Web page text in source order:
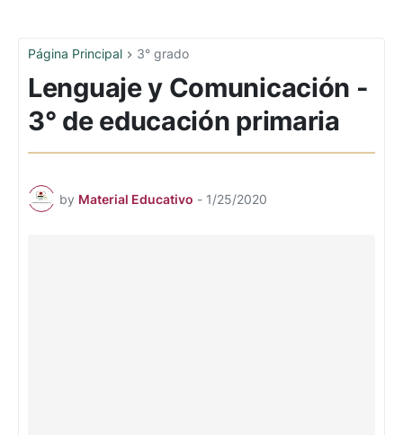
Página Principal 3° grado
Lenguaje y Comunicación -
3° de educación primaria
by Material Educativo - 1/25/2020